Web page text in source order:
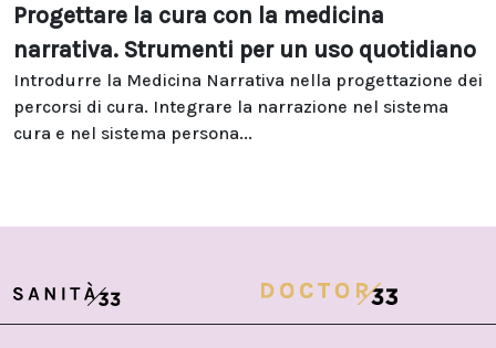
Progettare la cura con la medicina
narrativa. Strumenti per un uso quotidiano
Introdurre la Medicina Narrativa nella progettazione dei
percorsi di cura. Integrare la narrazione nel sistema
cura e nel sistema persona...